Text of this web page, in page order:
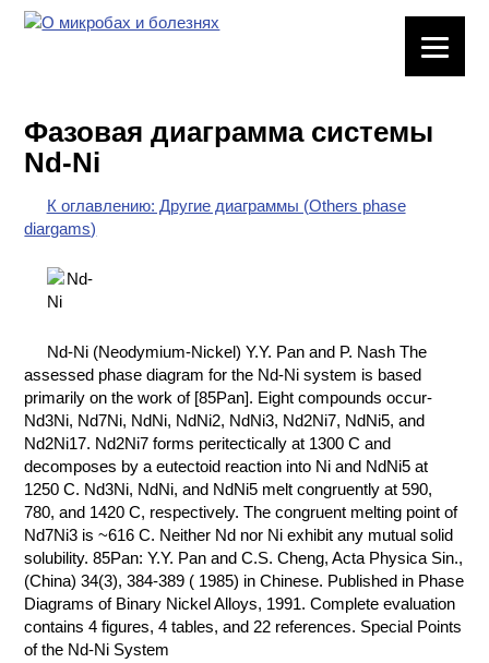
ХИМИЧЕСКАЯ
ПОСУДА
ВРЕДНЫЕ
ФАКТОРЫ
ХИМИЯ НА
ПРОИЗВОДСТВЕ
И ХИМИЧЕСКАЯ
ТЕХНОЛОГИЯ
КОНТАКТЫ
Фазовая диаграмма системы
Nd-Ni
К оглавлению: Другие диаграммы (Others phase
diargams)
Nd-Ni (Neodymium-Nickel) Y.Y. Pan and P. Nash The
assessed phase diagram for the Nd-Ni system is based
primarily on the work of [85Pan]. Eight compounds occur-
Nd3Ni, Nd7Ni, NdNi, NdNi2, NdNi3, Nd2Ni7, NdNi5, and
Nd2Ni17. Nd2Ni7 forms peritectically at 1300 C and
decomposes by a eutectoid reaction into Ni and NdNi5 at
1250 C. Nd3Ni, NdNi, and NdNi5 melt congruently at 590,
780, and 1420 C, respectively. The congruent melting point of
Nd7Ni3 is ~616 C. Neither Nd nor Ni exhibit any mutual solid
solubility. 85Pan: Y.Y. Pan and C.S. Cheng, Acta Physica Sin.,
(China) 34(3), 384-389 ( 1985) in Chinese. Published in Phase
Diagrams of Binary Nickel Alloys, 1991. Complete evaluation
contains 4 figures, 4 tables, and 22 references. Special Points
of the Nd-Ni System